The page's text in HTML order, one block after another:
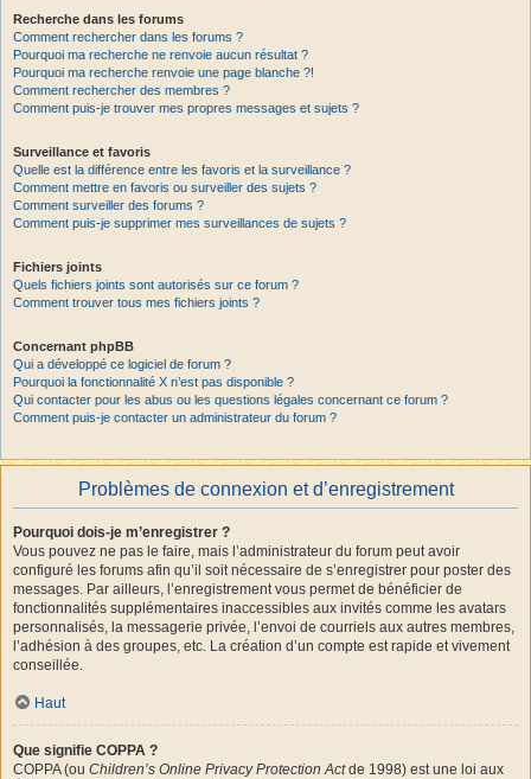
Recherche dans les forums
Comment rechercher dans les forums ?
Pourquoi ma recherche ne renvoie aucun résultat ?
Pourquoi ma recherche renvoie une page blanche ?!
Comment rechercher des membres ?
Comment puis-je trouver mes propres messages et sujets ?
Surveillance et favoris
Quelle est la différence entre les favoris et la surveillance ?
Comment mettre en favoris ou surveiller des sujets ?
Comment surveiller des forums ?
Comment puis-je supprimer mes surveillances de sujets ?
Fichiers joints
Quels fichiers joints sont autorisés sur ce forum ?
Comment trouver tous mes fichiers joints ?
Concernant phpBB
Qui a développé ce logiciel de forum ?
Pourquoi la fonctionnalité X n’est pas disponible ?
Qui contacter pour les abus ou les questions légales concernant ce forum ?
Comment puis-je contacter un administrateur du forum ?
Problèmes de connexion et d’enregistrement
Pourquoi dois-je m’enregistrer ?
Vous pouvez ne pas le faire, mais l’administrateur du forum peut avoir
configuré les forums afin qu’il soit nécessaire de s’enregistrer pour poster des
messages. Par ailleurs, l’enregistrement vous permet de bénéficier de
fonctionnalités supplémentaires inaccessibles aux invités comme les avatars
personnalisés, la messagerie privée, l’envoi de courriels aux autres membres,
l’adhésion à des groupes, etc. La création d’un compte est rapide et vivement
conseillée.
Haut
Que signifie COPPA ?
COPPA (ou Children’s Online Privacy Protection Actde 1998) est une loi aux